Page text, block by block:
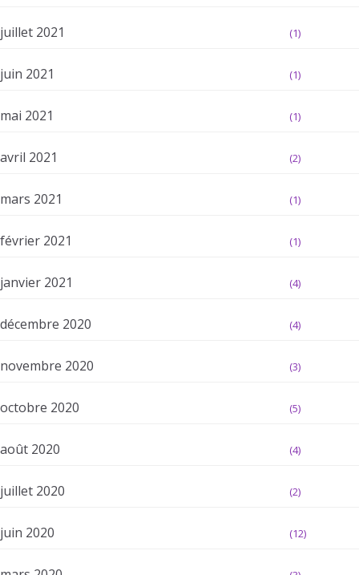
juillet 2021 (1)
juin 2021 (1)
mai 2021 (1)
avril 2021 (2)
mars 2021 (1)
février 2021 (1)
janvier 2021 (4)
décembre 2020 (4)
novembre 2020 (3)
octobre 2020 (5)
août 2020 (4)
juillet 2020 (2)
juin 2020 (12)